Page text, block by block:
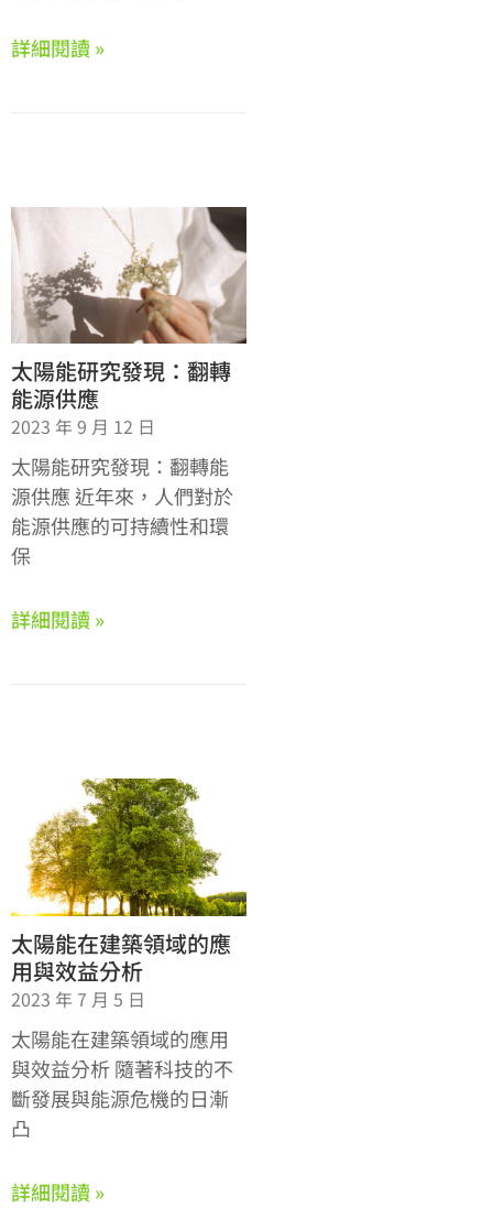
詳細閱讀 »
太陽能研究發現：翻轉
能源供應
2023 年 9 月 12 日
太陽能研究發現：翻轉能
源供應 近年來，人們對於
能源供應的可持續性和環
保
詳細閱讀 »
太陽能在建築領域的應
用與效益分析
2023 年 7 月 5 日
太陽能在建築領域的應用
與效益分析 隨著科技的不
斷發展與能源危機的日漸
凸
詳細閱讀 »